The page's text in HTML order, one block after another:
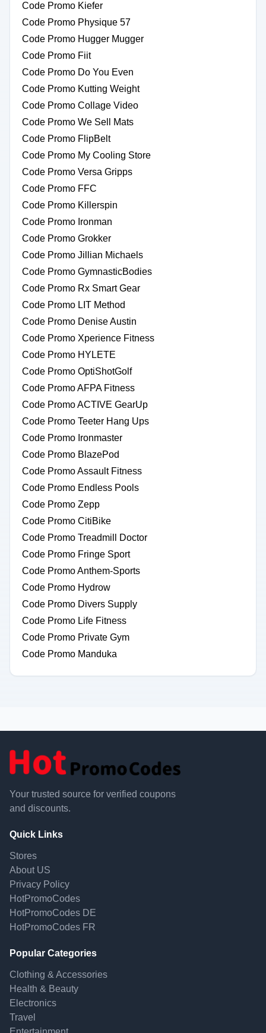
Code Promo Kiefer
Code Promo Physique 57
Code Promo Hugger Mugger
Code Promo Fiit
Code Promo Do You Even
Code Promo Kutting Weight
Code Promo Collage Video
Code Promo We Sell Mats
Code Promo FlipBelt
Code Promo My Cooling Store
Code Promo Versa Gripps
Code Promo FFC
Code Promo Killerspin
Code Promo Ironman
Code Promo Grokker
Code Promo Jillian Michaels
Code Promo GymnasticBodies
Code Promo Rx Smart Gear
Code Promo LIT Method
Code Promo Denise Austin
Code Promo Xperience Fitness
Code Promo HYLETE
Code Promo OptiShotGolf
Code Promo AFPA Fitness
Code Promo ACTIVE GearUp
Code Promo Teeter Hang Ups
Code Promo Ironmaster
Code Promo BlazePod
Code Promo Assault Fitness
Code Promo Endless Pools
Code Promo Zepp
Code Promo CitiBike
Code Promo Treadmill Doctor
Code Promo Fringe Sport
Code Promo Anthem-Sports
Code Promo Hydrow
Code Promo Divers Supply
Code Promo Life Fitness
Code Promo Private Gym
Code Promo Manduka
Your trusted source for verified coupons
and discounts.
Quick Links
Stores
About US
Privacy Policy
HotPromoCodes
HotPromoCodes DE
HotPromoCodes FR
Popular Categories
Clothing & Accessories
Health & Beauty
Electronics
Travel